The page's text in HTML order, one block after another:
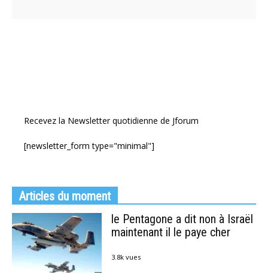
Recevez la Newsletter quotidienne de Jforum
[newsletter_form type="minimal"]
Articles du moment
le Pentagone a dit non à Israël
maintenant il le paye cher
3.8k vues